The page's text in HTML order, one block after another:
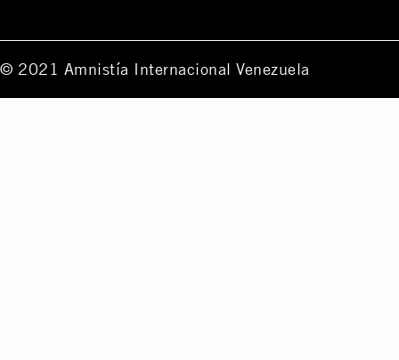
© 2021 Amnistía Internacional Venezuela